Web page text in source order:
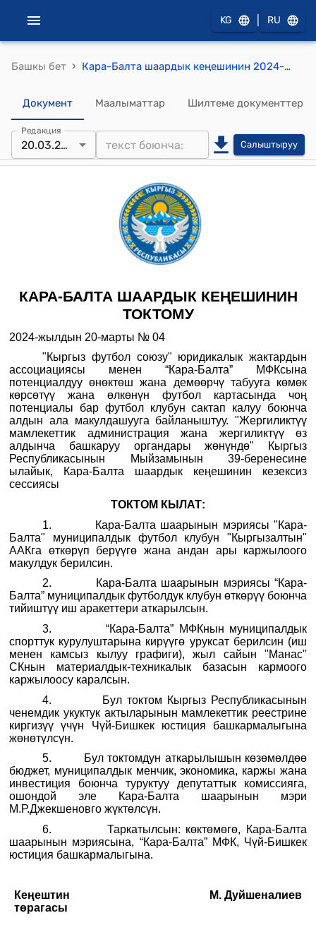
KG RU
Башкы бет › Кара-Балта шаардык кеңешинин 2024-жылдын 20-мартындагы № 04 "Футбол клубун сактап калуу боюнча алдын ала макулдашуу жөнүндө" токтому
Документ Маалыматтар Шилтеме документтер
Редакция
20.03.2024 Салыштыруу